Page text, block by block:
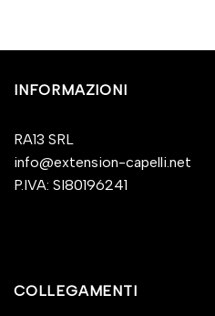
INFORMAZIONI
RA13 SRL
info@extension-capelli.net
P.IVA: SI80196241
COLLEGAMENTI